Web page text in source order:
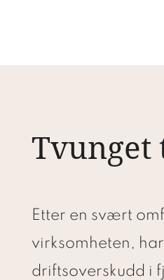
Tvunget
Etter en svært
virksomheten,
driftsoverskudd i